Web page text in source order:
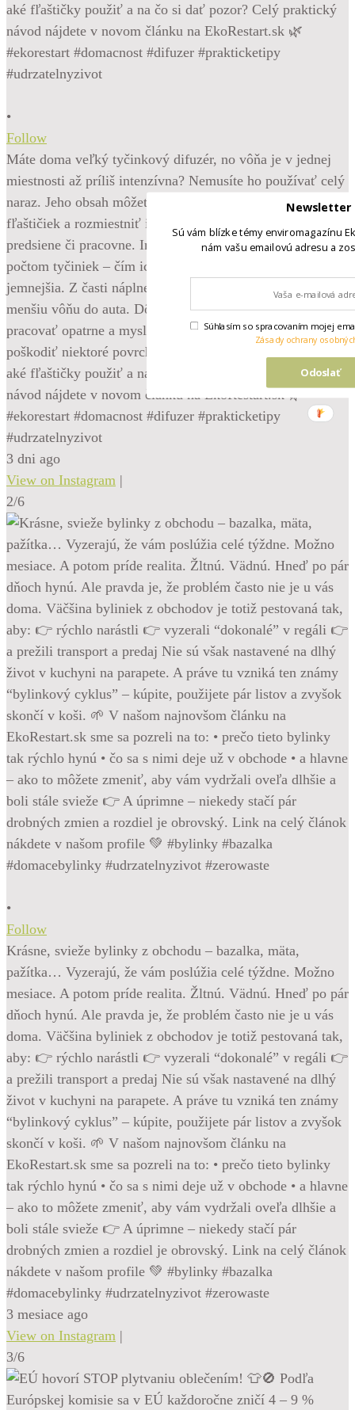
•
Follow
Máte doma veľký tyčinkový difuzér, no vôňa je v jednej
miestnosti až príliš intenzívna? Nemusíte ho používať celý
naraz. Jeho obsah môžete rozdeliť do menších sklenených
fľaštičiek a rozmiestniť ich napríklad do kúpeľne, spálne,
predsiene či pracovne. Intenzitu vône ľahko prispôsobíte
počtom tyčiniek – čím ich použijete menej, tým bude vôňa
jemnejšia. Z časti náplne si dokonca môžete pripraviť aj
menšiu vôňu do auta. Dôležité je zvoliť vhodnú nádobu,
pracovať opatrne a myslieť na to, že vonné náplne môžu
poškodiť niektoré povrchy. Ako difuzér bezpečne rozdeliť,
aké fľaštičky použiť a na čo si dať pozor? Celý praktický
návod nájdete v novom článku na EkoRestart.sk 🌿
#ekorestart #domacnost #difuzer #prakticketipy
#udrzatelnyzivot
3 dni ago
View on Instagram |
2/6
•
Follow
Krásne, svieže bylinky z obchodu – bazalka, mäta,
pažítka… Vyzerajú, že vám poslúžia celé týždne. Možno
mesiace. A potom príde realita. Žltnú. Vädnú. Hneď po pár
dňoch hynú. Ale pravda je, že problém často nie je u vás
doma. Väčšina byliniek z obchodov je totiž pestovaná tak,
aby: 👉 rýchlo narástli 👉 vyzerali “dokonalé” v regáli 👉
a prežili transport a predaj Nie sú však nastavené na dlhý
život v kuchyni na parapete. A práve tu vzniká ten známy
“bylinkový cyklus” – kúpite, použijete pár listov a zvyšok
skončí v koši. 🌱 V našom najnovšom článku na
EkoRestart.sk sme sa pozreli na to: • prečo tieto bylinky
tak rýchlo hynú • čo sa s nimi deje už v obchode • a hlavne
– ako to môžete zmeniť, aby vám vydržali oveľa dlhšie a
boli stále svieže 👉 A úprimne – niekedy stačí pár
drobných zmien a rozdiel je obrovský. Link na celý článok
nákdete v našom profile 💚 #bylinky #bazalka
#domacebylinky #udrzatelnyzivot #zerowaste
3 mesiace ago
View on Instagram |
3/6
Newsletter
Sú vám blízke témy enviromagazínu
nám vašu emailovú adresu a
Odoslať
Súhlasím so spracovaním mojej
Zásady ochrany